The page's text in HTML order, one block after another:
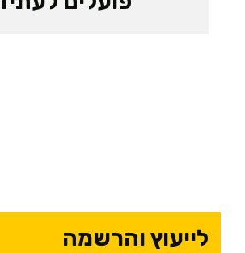
לייעוץ והרשמה